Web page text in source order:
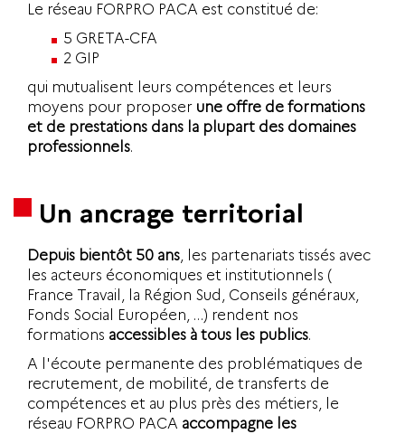
Le réseau FORPRO PACA est constitué de:
5 GRETA-CFA
2 GIP
qui mutualisent leurs compétences et leurs
moyens pour proposer une offre de formations
et de prestations dans la plupart des domaines
professionnels.
Un ancrage territorial
Depuis bientôt 50 ans, les partenariats tissés avec
les acteurs économiques et institutionnels (
France Travail, la Région Sud, Conseils généraux,
Fonds Social Européen, …) rendent nos
formations accessibles à tous les publics.
A l'écoute permanente des problématiques de
recrutement, de mobilité, de transferts de
compétences et au plus près des métiers, le
réseau FORPRO PACA accompagne les